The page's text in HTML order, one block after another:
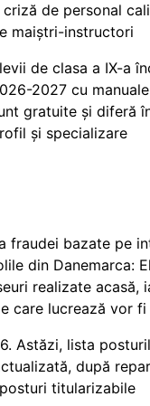
criză de personal
maiștri-instructori
de clasa a IX-a
2027 cu
gratuite și diferă
și specializare
fraudei bazate pe
din Danemarca:
realizate acasă,
care lucrează vor
Astăzi, lista
după
titularizabile